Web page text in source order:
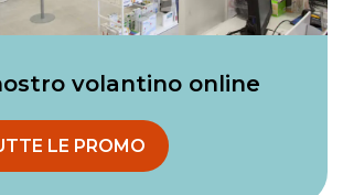
volantino online
LE PROMO